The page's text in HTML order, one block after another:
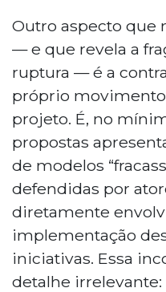
Outro aspecto que
— e que revela a
ruptura — é a
próprio
projeto. É, no
propostas
de modelos
defendidas por
diretamente
implementação
iniciativas. Essa
detalhe